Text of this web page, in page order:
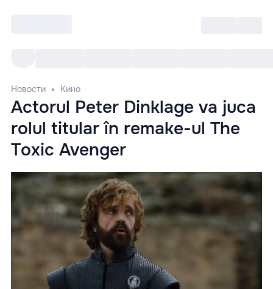
Новости Кино
Actorul Peter Dinklage va juca
rolul titular în remake-ul The
Toxic Avenger